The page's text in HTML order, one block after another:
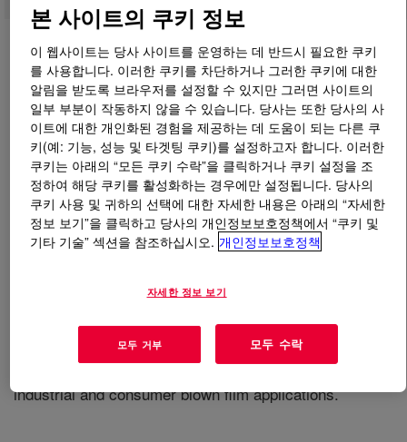
무엇입니까 ELITE™ 5100 G Enhanced Polyethylene
Resin?
INSITE™ Technology. Excellent impact strength, tensile
Exhibits high hot tack strength for automated packaging
applications. It offers excellent impact strength, good
tensile and puncture properties for thick and thin gauge
industrial and consumer blown film applications.
본 사이트의 쿠키 정보
이 웹사이트는 당사 사이트를 운영하는 데 반드시 필요한 쿠키
를 사용합니다. 이러한 쿠키를 차단하거나 그러한 쿠키에 대한
알림을 받도록 브라우저를 설정할 수 있지만 그러면 사이트의
일부 부분이 작동하지 않을 수 있습니다. 당사는 또한 당사의 사
이트에 대한 개인화된 경험을 제공하는 데 도움이 되는 다른 쿠
키(예: 기능, 성능 및 타겟팅 쿠키)를 설정하고자 합니다. 이러한
쿠키는 아래의 “모든 쿠키 수락”을 클릭하거나 쿠키 설정을 조
정하여 해당 쿠키를 활성화하는 경우에만 설정됩니다. 당사의
쿠키 사용 및 귀하의 선택에 대한 자세한 내용은 아래의 “자세한
정보 보기”을 클릭하고 당사의 개인정보보호정책에서 “쿠키 및
기타 기술” 섹션을 참조하십시오. 개인정보보호정책
자세한 정보 보기
모두 거부 모두 수락